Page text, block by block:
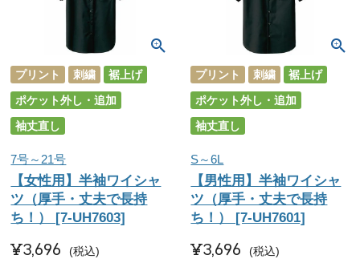
プリント 刺繍
裾上げ
ポケット外し・追加
袖丈直し
7号～21号
【女性用】半袖ワイシャ
ツ（厚手・丈夫で長持
ち！） [7-UH7603]
¥3,696 税込
プリント 刺繍
裾上げ
ポケット外し・追加
袖丈直し
S～6L
【男性用】半袖ワイシャ
ツ（厚手・丈夫で長持
ち！） [7-UH7601]
¥3,696 税込